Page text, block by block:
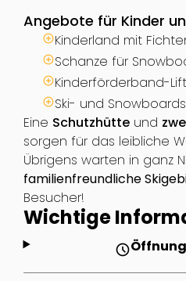
Angebote für Kinder
Kinderland mit
Schanze für
Kinderförderband-
Ski- und
Eine Schutzhütteund
sorgen für das leibliche
Übrigens warten in ganz
familienfreundliche
Besucher!
Wichtige
schedule